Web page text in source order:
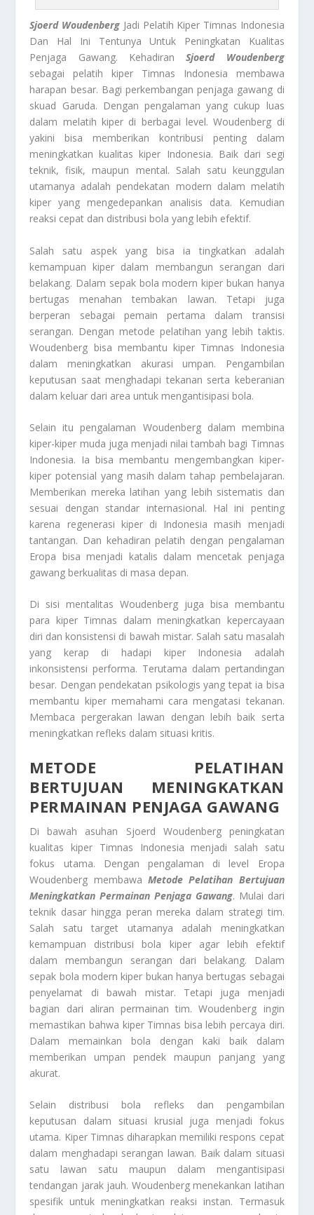
Sjoerd Woudenberg Jadi Pelatih Kiper Timnas Indonesia
Dan Hal Ini Tentunya Untuk Peningkatan Kualitas
Penjaga Gawang. KehadiranSjoerd Woudenberg
sebagai pelatih kiper Timnas Indonesia membawa
harapan besar. Bagi perkembangan penjaga gawang di
skuad Garuda. Dengan pengalaman yang cukup luas
dalam melatih kiper di berbagai level. Woudenberg di
yakini bisa memberikan kontribusi penting dalam
meningkatkan kualitas kiper Indonesia. Baik dari segi
teknik, fisik, maupun mental. Salah satu keunggulan
utamanya adalah pendekatan modern dalam melatih
kiper yang mengedepankan analisis data. Kemudian
reaksi cepat dan distribusi bola yang lebih efektif.
Salah satu aspek yang bisa ia tingkatkan adalah
kemampuan kiper dalam membangun serangan dari
belakang. Dalam sepak bola modern kiper bukan hanya
bertugas menahan tembakan lawan. Tetapi juga
berperan sebagai pemain pertama dalam transisi
serangan. Dengan metode pelatihan yang lebih taktis.
Woudenberg bisa membantu kiper Timnas Indonesia
dalam meningkatkan akurasi umpan. Pengambilan
keputusan saat menghadapi tekanan serta keberanian
dalam keluar dari area untuk mengantisipasi bola.
Selain itu pengalaman Woudenberg dalam membina
kiper-kiper muda juga menjadi nilai tambah bagi Timnas
Indonesia. Ia bisa membantu mengembangkan kiper-
kiper potensial yang masih dalam tahap pembelajaran.
Memberikan mereka latihan yang lebih sistematis dan
sesuai dengan standar internasional. Hal ini penting
karena regenerasi kiper di Indonesia masih menjadi
tantangan. Dan kehadiran pelatih dengan pengalaman
Eropa bisa menjadi katalis dalam mencetak penjaga
gawang berkualitas di masa depan.
Di sisi mentalitas Woudenberg juga bisa membantu
para kiper Timnas dalam meningkatkan kepercayaan
diri dan konsistensi di bawah mistar. Salah satu masalah
yang kerap di hadapi kiper Indonesia adalah
inkonsistensi performa. Terutama dalam pertandingan
besar. Dengan pendekatan psikologis yang tepat ia bisa
membantu kiper memahami cara mengatasi tekanan.
Membaca pergerakan lawan dengan lebih baik serta
meningkatkan refleks dalam situasi kritis.
METODE PELATIHAN
BERTUJUAN MENINGKATKAN
PERMAINAN PENJAGA GAWANG
Di bawah asuhan Sjoerd Woudenberg peningkatan
kualitas kiper Timnas Indonesia menjadi salah satu
fokus utama. Dengan pengalaman di level Eropa
Woudenberg membawa Metode Pelatihan Bertujuan
Meningkatkan Permainan Penjaga Gawang. Mulai dari
teknik dasar hingga peran mereka dalam strategi tim.
Salah satu target utamanya adalah meningkatkan
kemampuan distribusi bola kiper agar lebih efektif
dalam membangun serangan dari belakang. Dalam
sepak bola modern kiper bukan hanya bertugas sebagai
penyelamat di bawah mistar. Tetapi juga menjadi
bagian dari aliran permainan tim. Woudenberg ingin
memastikan bahwa kiper Timnas bisa lebih percaya diri.
Dalam memainkan bola dengan kaki baik dalam
memberikan umpan pendek maupun panjang yang
akurat.
Selain distribusi bola refleks dan pengambilan
keputusan dalam situasi krusial juga menjadi fokus
utama. Kiper Timnas diharapkan memiliki respons cepat
dalam menghadapi serangan lawan. Baik dalam situasi
satu lawan satu maupun dalam mengantisipasi
tendangan jarak jauh. Woudenberg menekankan latihan
spesifik untuk meningkatkan reaksi instan. Termasuk